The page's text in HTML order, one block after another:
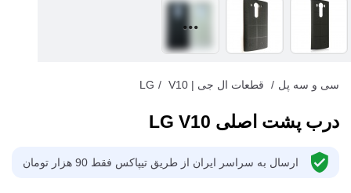
سی و سه پل / قطعات ال جی | LG / V10
درب پشت اصلی LG V10
ارسال به سراسر ایران از طریق تیپاکس فقط 90 هزار تومان